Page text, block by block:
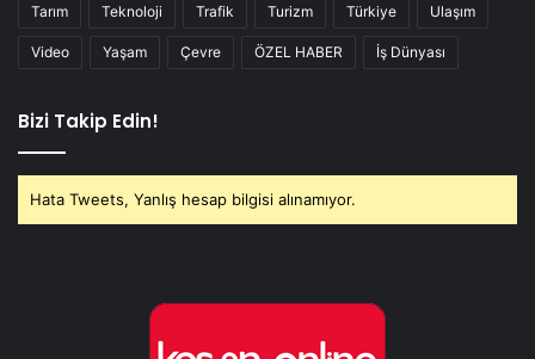
Tarım Teknoloji Trafik Turizm Türkiye Ulaşım
Video Yaşam Çevre ÖZEL HABER İş Dünyası
Bizi Takip Edin!
Hata Tweets, Yanlış hesap bilgisi alınamıyor.